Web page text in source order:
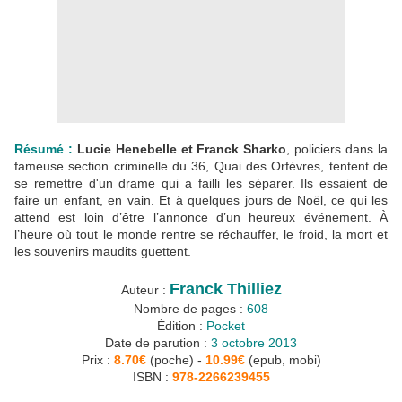
Résumé : Lucie Henebelle et Franck Sharko , policiers dans la
fameuse section criminelle du 36, Quai des Orfèvres, tentent de
se remettre d'un drame qui a failli les séparer. Ils essaient de
faire un enfant, en vain. Et à quelques jours de Noël, ce qui les
attend est loin d’être l’annonce d’un heureux événement. À
l’heure où tout le monde rentre se réchauffer, le froid, la mort et
les souvenirs maudits guettent.
Auteur : Franck Thilliez
Nombre de pages : 608
Édition : Pocket
Date de parution : 3 octobre 2013
Prix : 8.70€(poche) - 10.99€(epub, mobi)
ISBN : 978-2266239455